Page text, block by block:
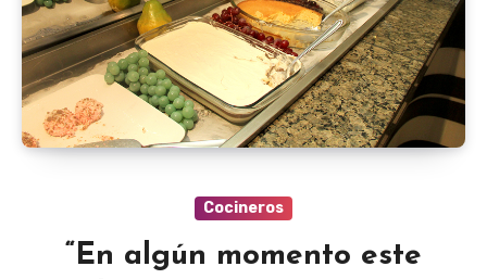
Cocineros
“En algún momento este